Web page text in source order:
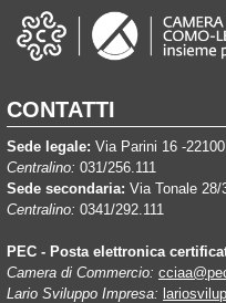
CONTATTI
Sede legale: Via Parini 16 -
Centralino: 031/256.111
Sede secondaria: Via Tonale 28/
Centralino: 0341/292.111
PEC - Posta elettronica
Camera di Commercio:
Lario Sviluppo Impresa: